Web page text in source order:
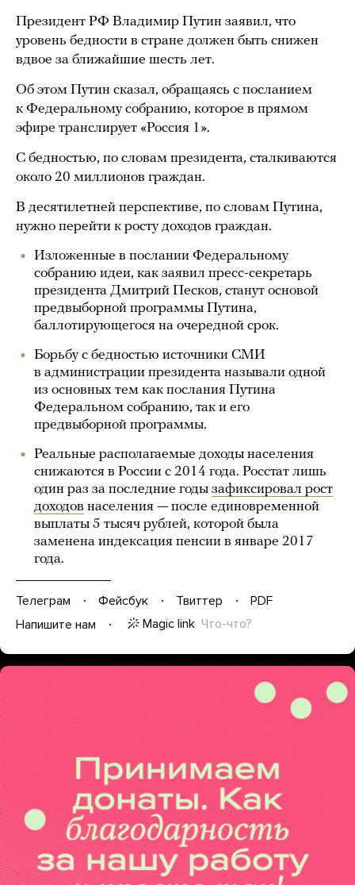
Президент РФ Владимир Путин заявил, что
уровень бедности в стране должен быть снижен
вдвое за ближайшие шесть лет.
Об этом Путин сказал, обращаясь с посланием
к Федеральному собранию, которое в прямом
эфире транслирует «Россия 1».
С бедностью, по словам президента, сталкиваются
около 20 миллионов граждан.
В десятилетней перспективе, по словам Путина,
нужно перейти к росту доходов граждан.
Изложенные в послании Федеральному
собранию идеи, как заявил пресс-секретарь
президента Дмитрий Песков, станут основой
предвыборной программы Путина,
баллотирующегося на очередной срок.
Борьбу с бедностью источники СМИ
в администрации президента называли одной
из основных тем как послания Путина
Федеральном собранию, так и его
предвыборной программы.
Реальные располагаемые доходы населения
снижаются в России с 2014 года. Росстат лишь
один раз за последние годы зафиксировал рост
доходов населения — после единовременной
выплаты 5 тысяч рублей, которой была
заменена индексация пенсии в январе 2017
года.
Телеграм Фейсбук Твиттер
PDF
Напишите нам
Magic link Что-что?